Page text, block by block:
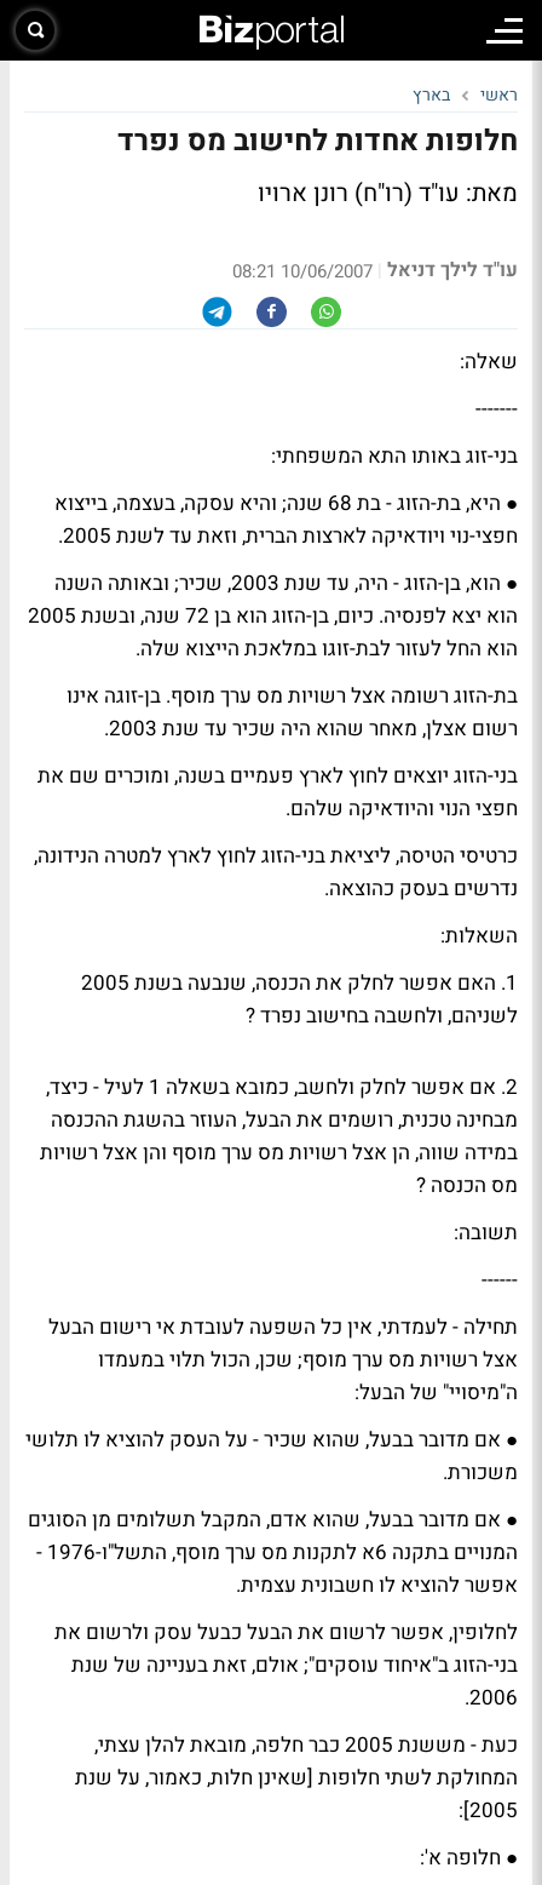
ראשי בארץ
חלופות אחדות לחישוב מס נפרד
מאת: עו"ד (רו"ח) רונן ארויו
עו"ד לילך דניאל |
10/06/2007 08:21
שאלה:
-------
בני-זוג באותו התא המשפחתי:
● היא, בת-הזוג - בת 68 שנה; והיא עסקה, בעצמה, בייצוא
חפצי-נוי ויודאיקה לארצות הברית, וזאת עד לשנת 2005.
● הוא, בן-הזוג - היה, עד שנת 2003, שכיר; ובאותה השנה
הוא יצא לפנסיה. כיום, בן-הזוג הוא בן 72 שנה, ובשנת 2005
הוא החל לעזור לבת-זוגו במלאכת הייצוא שלה.
בת-הזוג רשומה אצל רשויות מס ערך מוסף. בן-זוגה אינו
רשום אצלן, מאחר שהוא היה שכיר עד שנת 2003.
בני-הזוג יוצאים לחוץ לארץ פעמיים בשנה, ומוכרים שם את
חפצי הנוי והיודאיקה שלהם.
כרטיסי הטיסה, ליציאת בני-הזוג לחוץ לארץ למטרה הנידונה,
נדרשים בעסק כהוצאה.
השאלות:
1. האם אפשר לחלק את הכנסה, שנבעה בשנת 2005
לשניהם, ולחשבה בחישוב נפרד ?
2. אם אפשר לחלק ולחשב, כמובא בשאלה 1 לעיל - כיצד,
מבחינה טכנית, רושמים את הבעל, העוזר בהשגת ההכנסה
במידה שווה, הן אצל רשויות מס ערך מוסף והן אצל רשויות
מס הכנסה ?
תשובה:
------
תחילה - לעמדתי, אין כל השפעה לעובדת אי רישום הבעל
אצל רשויות מס ערך מוסף; שכן, הכול תלוי במעמדו
ה"מיסויי" של הבעל:
● אם מדובר בבעל, שהוא שכיר - על העסק להוציא לו תלושי
משכורת.
● אם מדובר בבעל, שהוא אדם, המקבל תשלומים מן הסוגים
המנויים בתקנה 6א לתקנות מס ערך מוסף, התשל"ו-1976 -
אפשר להוציא לו חשבונית עצמית.
לחלופין, אפשר לרשום את הבעל כבעל עסק ולרשום את
בני-הזוג ב"איחוד עוסקים"; אולם, זאת בעניינה של שנת
2006.
כעת - מששנת 2005 כבר חלפה, מובאת להלן עצתי,
המחולקת לשתי חלופות [שאינן חלות, כאמור, על שנת
2005]:
● חלופה א':